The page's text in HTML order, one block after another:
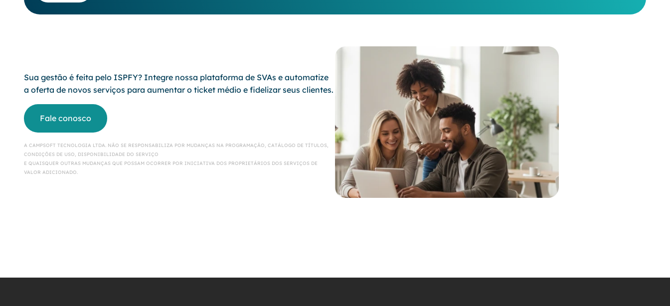
Sua gestão é feita pelo ISPFY? Integre nossa plataforma de SVAs e automatize
a oferta de novos serviços para aumentar o ticket médio e fidelizar seus clientes.
Fale conosco
A CAMPSOFT TECNOLOGIA LTDA. NÃO SE RESPONSABILIZA POR MUDANÇAS NA PROGRAMAÇÃO, CATÁLOGO DE TÍTULOS,
CONDIÇÕES DE USO, DISPONIBILIDADE DO SERVIÇO
E QUAISQUER OUTRAS MUDANÇAS QUE POSSAM OCORRER POR INICIATIVA DOS PROPRIETÁRIOS DOS SERVIÇOS DE
VALOR ADICIONADO.